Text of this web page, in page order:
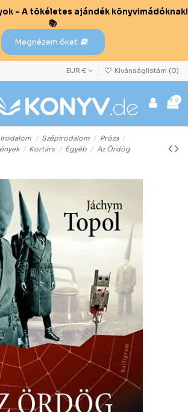
– A tökéletes ajándék könyvimádóknak!
📚
Megnézem őket
EUR € Kívánságlistám (0)
0
Irodalom Szépirodalom
Próza
Kortárs Egyéb
Az Ördög